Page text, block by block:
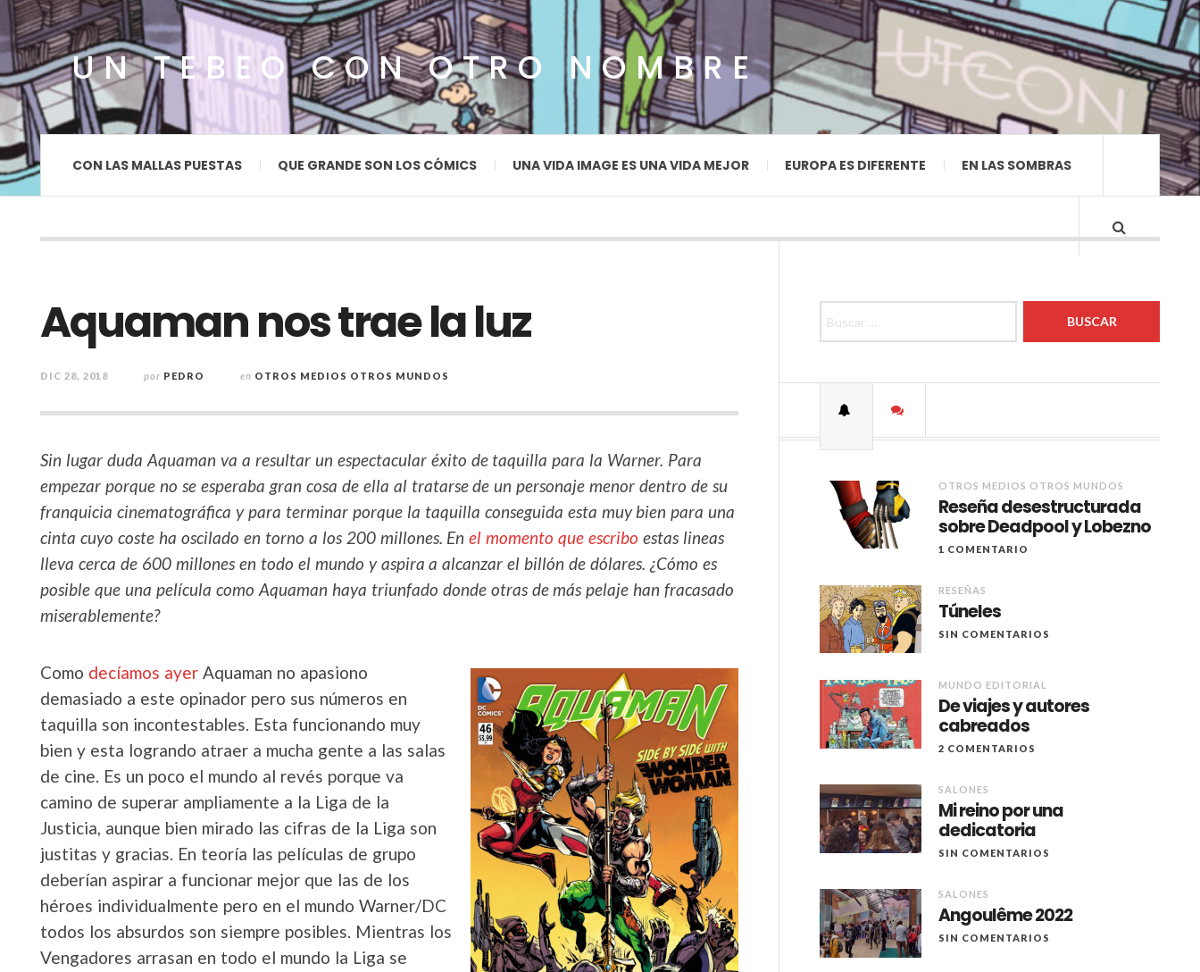
UN TEBEO CON OTRO NOMBRE
CON LAS MALLAS PUESTAS QUE GRANDE SON LOS CÓMICS UNA VIDA IMAGE ES UNA VIDA MEJOR EUROPA ES DIFERENTE EN LAS SOMBRAS
Aquaman nos trae la luz
DIC 28, 2018 por PEDRO en OTROS MEDIOS OTROS MUNDOS
Sin lugar duda Aquaman va a resultar un espectacular éxito de taquilla para la Warner. Para
empezar porque no se esperaba gran cosa de ella al tratarse de un personaje menor dentro de su
franquicia cinematográfica y para terminar porque la taquilla conseguida esta muy bien para una
cinta cuyo coste ha oscilado en torno a los 200 millones. Enel momento que escribo estas lineas
lleva cerca de 600 millones en todo el mundo y aspira a alcanzar el billón de dólares. ¿Cómo es
posible que una película como Aquaman haya triunfado donde otras de más pelaje han fracasado
miserablemente?
Como decíamos ayerAquaman no apasiono
demasiado a este opinador pero sus números en
taquilla son incontestables. Esta funcionando muy
bien y esta logrando atraer a mucha gente a las salas
de cine. Es un poco el mundo al revés porque va
camino de superar ampliamente a la Liga de la
Justicia, aunque bien mirado las cifras de la Liga son
justitas y gracias. En teoría las películas de grupo
deberían aspirar a funcionar mejor que las de los
héroes individualmente pero en el mundo Warner/DC
todos los absurdos son siempre posibles. Mientras los
Vengadores arrasan en todo el mundo la Liga se
OTROS MEDIOS OTROS MUNDOS
Reseña desestructurada
sobre Deadpool y Lobezno
1 COMENTARIO
RESEÑAS
Túneles
SIN COMENTARIOS
MUNDO EDITORIAL
De viajes y autores
cabreados
2 COMENTARIOS
SALONES
Mi reino por una
dedicatoria
SIN COMENTARIOS
SALONES
Angoulême 2022
SIN COMENTARIOS